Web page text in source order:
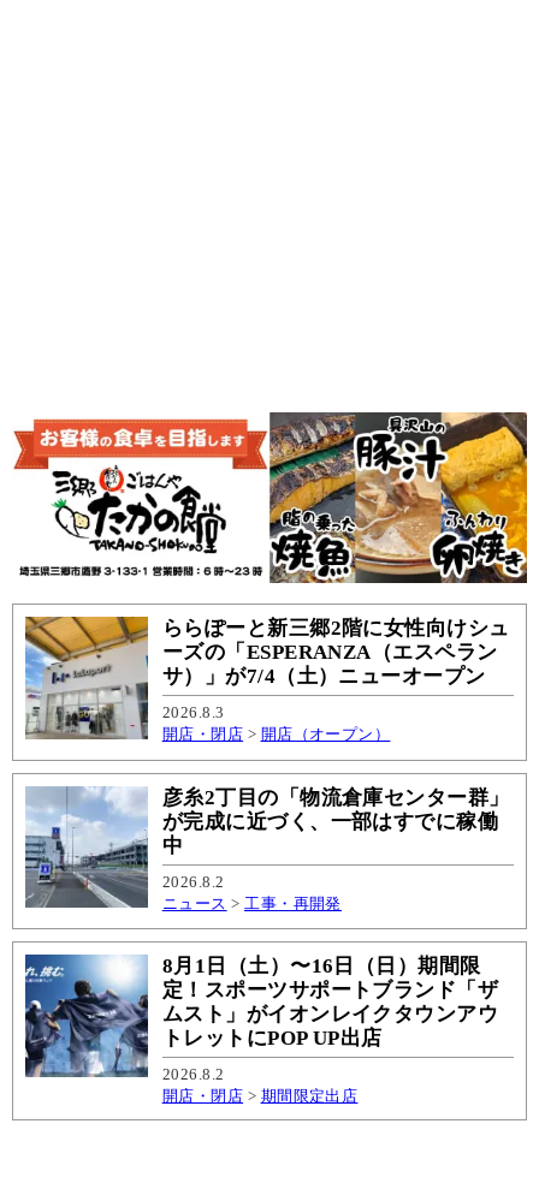
ららぽーと新三郷2階に女性向けシュ
ーズの「ESPERANZA（エスペラン
サ）」が7/4（土）ニューオープン
2026.8.3
開店・閉店 > 開店（オープン）
彦糸2丁目の「物流倉庫センター群」
が完成に近づく、一部はすでに稼働
中
2026.8.2
ニュース > 工事・再開発
8月1日（土）〜16日（日）期間限
定！スポーツサポートブランド「ザ
ムスト」がイオンレイクタウンアウ
トレットにPOP UP出店
2026.8.2
開店・閉店 > 期間限定出店